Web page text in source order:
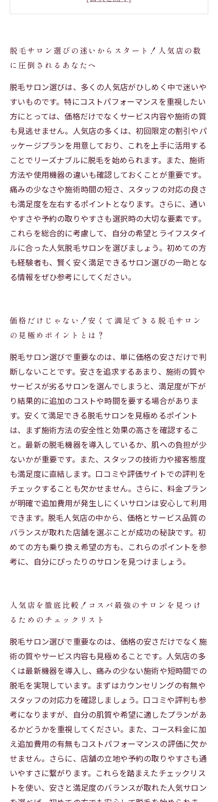
人気店を徹底比較！コスパ最強のサロンを見つ
できる脱毛サロンの特徴
失敗しない脱毛サロン選びのコツまとめ〜安さ
と品質のベストバランスで決定！
脱毛人気店おすすめランキング2024｜安くて満
足できるサロンTOP5紹介
初めてでも安心！脱毛サロン選びで後悔しない
ための完全ガイド
脱毛サロン選びの迷いからスタート！人気店の数
に圧倒されるあなたへ
脱毛サロン選びは、多くの人気店がひしめく中で迷いや
すいものです。特にコストパフォーマンスを重視したい
方にとっては、価格だけでなくサービス内容や施術の質
も見逃せません。人気店の多くは、初回限定の割引やパ
ッケージプランを用意しており、これを上手に活用する
ことでリーズナブルに脱毛を始められます。また、施術
方法や使用機器の違いも確認しておくことが重要です。
痛みの少なさや施術時間の短さ、スタッフの対応の良さ
も満足度を左右するポイントとなります。さらに、通い
やすさや予約の取りやすさも選択時の大切な要素です。
これらを総合的に考慮して、自分の希望とライフスタイ
ルに合った人気脱毛サロンを選びましょう。初めての方
も経験者も、賢く安く満足できるサロン選びの一助とな
る情報をぜひ参考にしてください。
価格だけじゃない！安くて満足できる脱毛サロン
の見極めポイントとは？
脱毛サロン選びで重要なのは、単に価格の安さだけで判
断しないことです。安さを追求するあまり、施術の質や
サービスが劣るサロンを選んでしまうと、満足度が下が
り結果的に追加のコストや時間を要する場合がありま
す。安くて満足できる脱毛サロンを見極めるポイント
は、まず施術方法の安全性と効果の高さを確認するこ
と。最新の脱毛機器を導入しているか、肌への負担が少
ないかが重要です。また、スタッフの技術力や接客態度
も満足度に直結します。口コミや評価サイトでの評判を
チェックすることも欠かせません。さらに、料金プラン
が明確で追加費用が発生しにくいサロンは安心して利用
できます。脱毛人気店の中から、価格とサービス品質の
バランスが取れた店舗を選ぶことが成功の秘訣です。初
めての方も乗り換え希望の方も、これらのポイントを参
考に、自分にぴったりのサロンを見つけましょう。
人気店を徹底比較！コスパ最強のサロンを見つけ
るためのチェックリスト
脱毛サロン選びで重要なのは、価格の安さだけでなく施
術の質やサービス内容も見極めることです。人気店の多
くは最新機器を導入し、痛みの少ない施術や短時間での
脱毛を実現しています。まずはカウンセリングの有無や
スタッフの対応力を確認しましょう。口コミや評判も参
考になりますが、自分の肌質や希望に適したプランがあ
るかどうかを重視してください。また、コース料金に加
え追加費用の有無もコストパフォーマンスの評価に欠か
せません。さらに、店舗の立地や予約の取りやすさも通
いやすさに繋がります。これらを踏まえたチェックリス
トを使い、安さと満足度のバランスが取れた人気サロン